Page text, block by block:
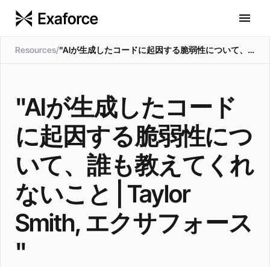
Resources/ "AIが生成したコードに起因する脆弱性について、誰も教えてくれないこと | Taylor Smith, エクサフォース "
"AIが生成したコード
に起因する脆弱性につ
いて、誰も教えてくれ
ないこと | Taylor
Smith, エクサフォース
"